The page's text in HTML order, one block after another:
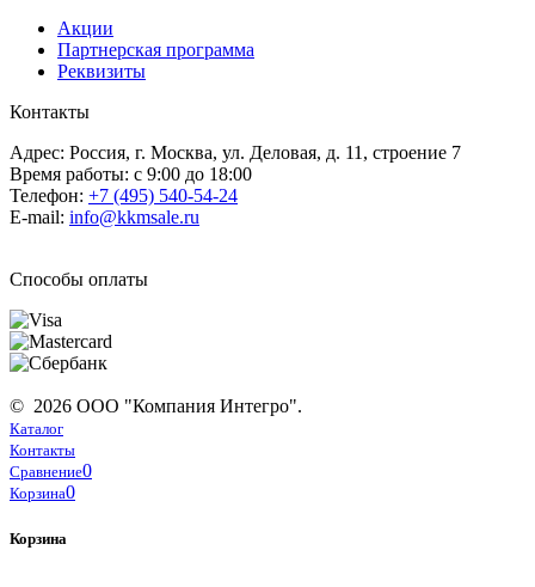
Акции
Партнерская программа
Реквизиты
Контакты
Адрес: Россия, г. Москва, ул. Деловая, д. 11, строение 7
Время работы: с 9:00 до 18:00
Телефон: +7 (495) 540-54-24
E-mail: info@kkmsale.ru
Способы оплаты
© 2026 ООО "Компания Интегро".
Каталог
Контакты
Сравнение0
Корзина0
Корзина